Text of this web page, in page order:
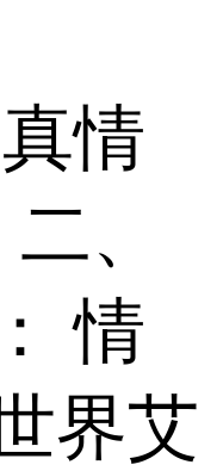
情
、
情
界艾